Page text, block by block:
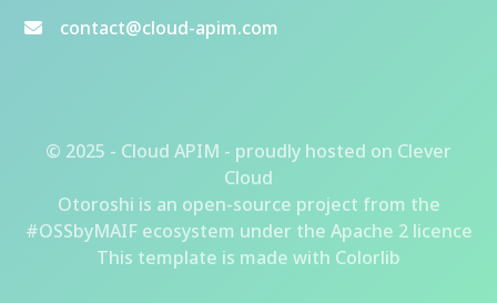
contact@cloud-apim.com
© 2025 - Cloud APIM - proudly hosted on Clever
Cloud
Otoroshi is an open-source project from the
#OSSbyMAIF ecosystem under the Apache 2 licence
This template is made with Colorlib